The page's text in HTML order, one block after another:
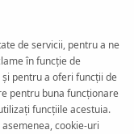
de servicii, pentru a ne
în funcție de
pentru a oferi funcții de
pentru buna funcționare
funcțiile acestuia.
cookie-uri